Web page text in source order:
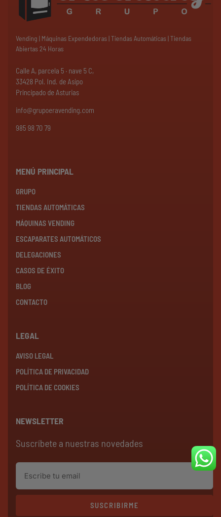
Vending | Máquinas Expendedoras | Tiendas Automáticas | Tiendas
Abiertas 24 Horas
Calle A, parcela 5 · nave 5 C,
33428 Pol. Ind. de Asipo
Principado de Asturias
info@grupoeravending.com
985 98 70 79
MENÚ PRINCIPAL
GRUPO
TIENDAS AUTOMÁTICAS
MÁQUINAS VENDING
ESCAPARATES AUTOMÁTICOS
DELEGACIONES
CASOS DE ÉXITO
BLOG
CONTACTO
LEGAL
AVISO LEGAL
POLÍTICA DE PRIVACIDAD
POLÍTICA DE COOKIES
NEWSLETTER
Suscríbete a nuestras novedades
SUSCRIBIRME